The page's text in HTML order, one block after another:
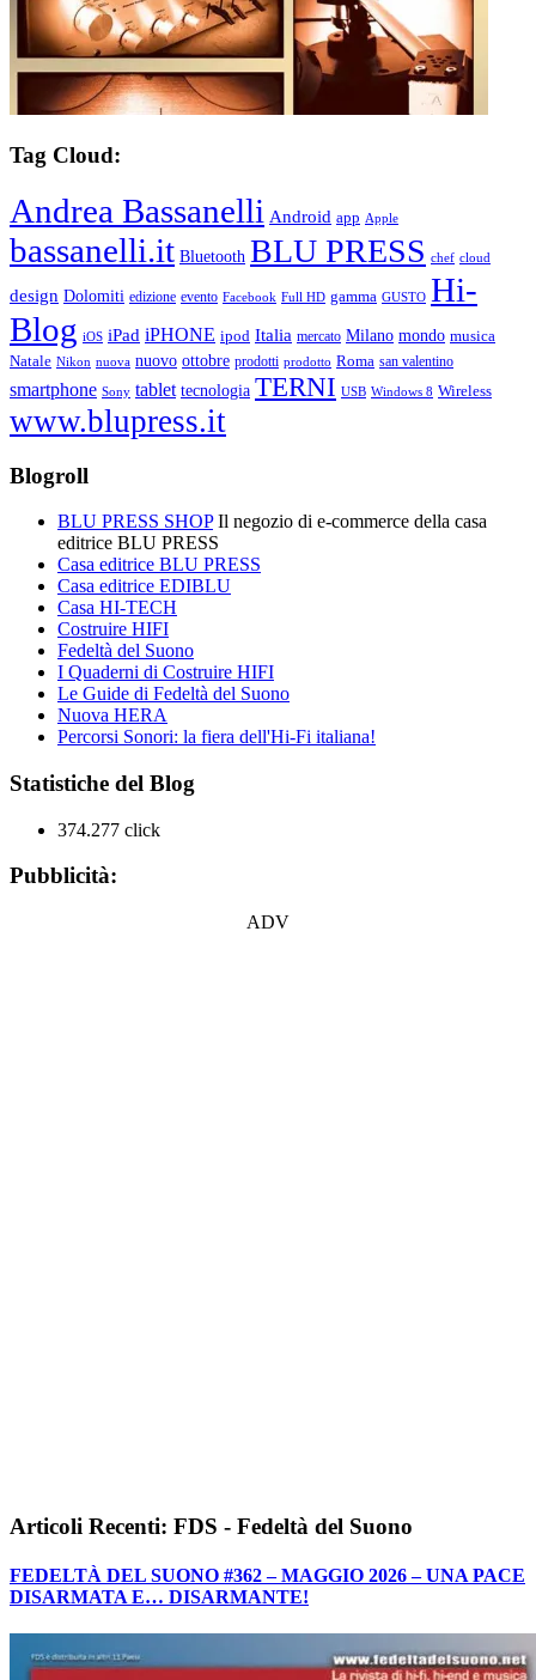
Tag Cloud:
Andrea Bassanelli Android app Apple
bassanelli.it Bluetooth BLU PRESS chef cloud
design Dolomiti edizione evento Facebook Full HD gamma GUSTO Hi-
Blog iOS iPad iPHONE ipod Italia mercato Milano mondo musica
Natale Nikon nuova nuovo ottobre prodotti prodotto Roma san valentino
smartphone Sony tablet tecnologia TERNI USB Windows 8 Wireless
www.blupress.it
Blogroll
BLU PRESS SHOPIl negozio di e-commerce della casa
editrice BLU PRESS
Casa editrice BLU PRESS
Casa editrice EDIBLU
Casa HI-TECH
Costruire HIFI
Fedeltà del Suono
I Quaderni di Costruire HIFI
Le Guide di Fedeltà del Suono
Nuova HERA
Percorsi Sonori: la fiera dell'Hi-Fi italiana!
Statistiche del Blog
374.277 click
Pubblicità:
ADV
Articoli Recenti: FDS - Fedeltà del Suono
FEDELTÀ DEL SUONO #362 – MAGGIO 2026 – UNA PACE
DISARMATA E… DISARMANTE!